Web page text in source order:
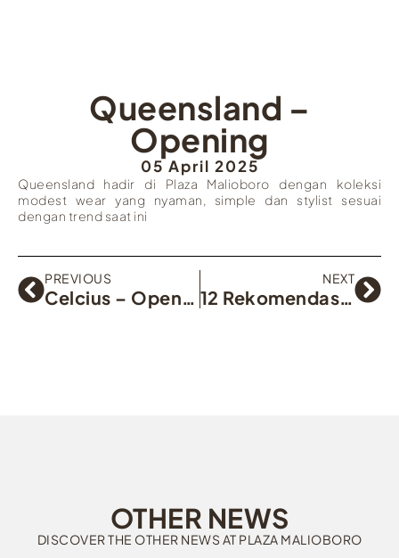
Queensland –
Opening
05 April 2025
Queensland hadir di Plaza Malioboro dengan koleksi
modest wear yang nyaman, simple dan stylist sesuai
dengan trend saat ini
PREVIOUS
Celcius – Opening 1 Februari 2025
NEXT
12 Rekomendasi Jajanan di Plaza Malioboro
OTHER NEWS
DISCOVER THE OTHER NEWS AT PLAZA MALIOBORO